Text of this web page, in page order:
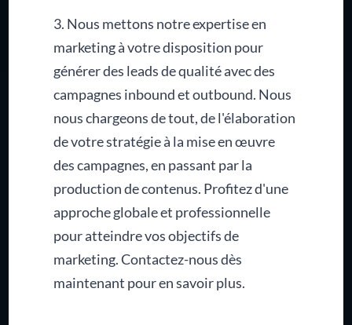
3. Nous mettons notre expertise en
marketing à votre disposition pour
générer des leads de qualité avec des
campagnes inbound et outbound. Nous
nous chargeons de tout, de l'élaboration
de votre stratégie à la mise en œuvre
des campagnes, en passant par la
production de contenus. Profitez d'une
approche globale et professionnelle
pour atteindre vos objectifs de
marketing. Contactez-nous dès
maintenant pour en savoir plus.